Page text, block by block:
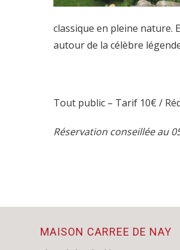
classique en pleine nature.
autour de la célèbre
Tout public – Tarif 10€ /
Réservation conseillée au
MAISON CARREE DE NAY